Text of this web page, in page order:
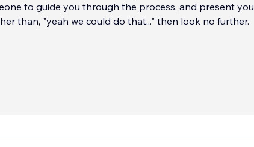
to guide you through the process, and present you
than, "yeah we could do that..." then look no further.